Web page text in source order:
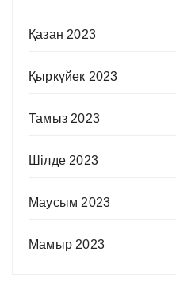
Қазан 2023
Қыркүйек 2023
Тамыз 2023
Шілде 2023
Маусым 2023
Мамыр 2023